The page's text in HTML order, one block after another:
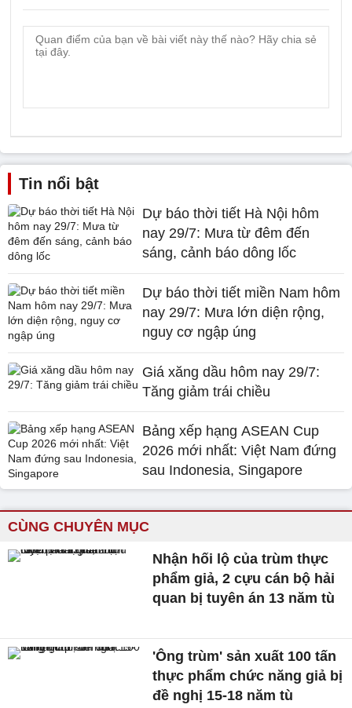
Tin nổi bật
Dự báo thời tiết Hà Nội hôm
nay 29/7: Mưa từ đêm đến
sáng, cảnh báo dông lốc
Dự báo thời tiết miền Nam hôm
nay 29/7: Mưa lớn diện rộng,
nguy cơ ngập úng
Giá xăng dầu hôm nay 29/7:
Tăng giảm trái chiều
Bảng xếp hạng ASEAN Cup
2026 mới nhất: Việt Nam đứng
sau Indonesia, Singapore
CÙNG CHUYÊN MỤC
Nhận hối lộ của trùm thực
phẩm giả, 2 cựu cán bộ hải
quan bị tuyên án 13 năm tù
'Ông trùm' sản xuất 100 tấn
thực phẩm chức năng giả bị
đề nghị 15-18 năm tù